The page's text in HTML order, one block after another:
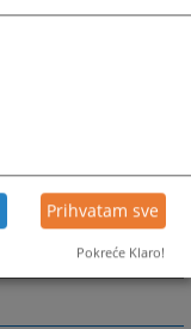
Prihvatam sve
Pokreće Klaro!